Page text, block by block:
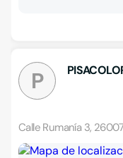
P
Calle Rumanía 3,